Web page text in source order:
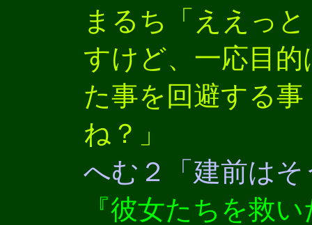
まるち「ええっ
すけど、一応目
た事を回避する
ね？」
へむ２「建前は
『彼女たちを救